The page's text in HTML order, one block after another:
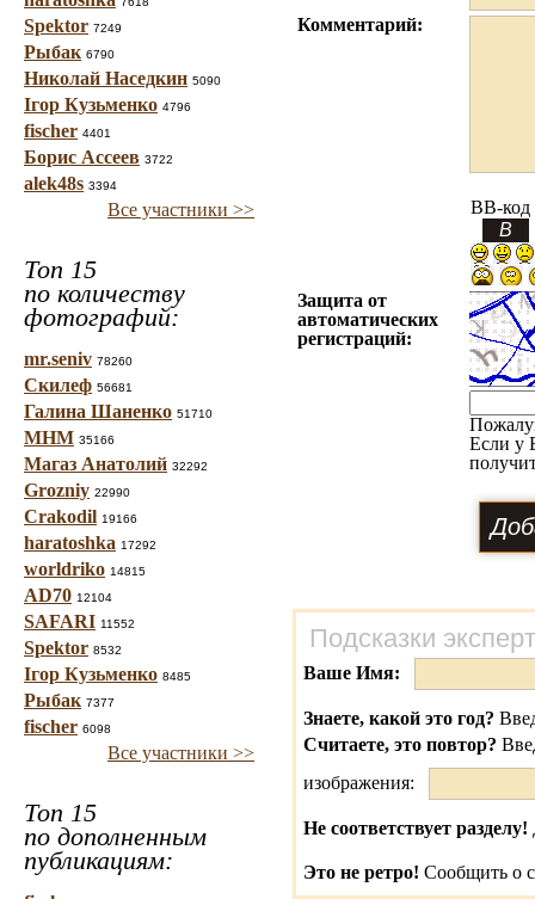
Spektor 7249
Рыбак 6790
Николай Наседкин 5090
Ігор Кузьменко 4796
fischer 4401
Борис Ассеев 3722
alek48s 3394
Все участники >>
Топ 15
по количеству
фотографий:
mr.seniv 78260
Скилеф 56681
Галина Шаненко 51710
МНМ 35166
Магаз Анатолий 32292
Grozniy 22990
Crakodil 19166
haratoshka 17292
worldriko 14815
AD70 12104
SAFARI 11552
Spektor 8532
Ігор Кузьменко 8485
Рыбак 7377
fischer 6098
Все участники >>
Топ 15
по дополненным
публикациям:
Комментарий:
BB-код
Защита от
автоматических
регистраций:
Если у
Подсказки
Ваше Имя:
Знаете, какой это год?
Считаете, это повтор?
изображения:
Не соответствует разделу!
Это не ретро! Сообщить о